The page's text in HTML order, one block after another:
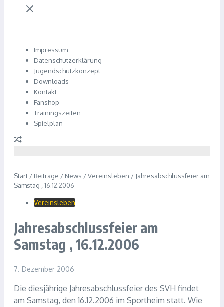
Impressum
Datenschutzerklärung
Jugendschutzkonzept
Downloads
Kontakt
Fanshop
Trainingszeiten
Spielplan
Start / Beiträge / News /Vereinsleben / Jahresabschlussfeier am
Samstag , 16.12.2006
Vereinsleben
Jahresabschlussfeier am
Samstag , 16.12.2006
7. Dezember 2006
Die diesjährige Jahresabschlussfeier des SVH findet
am Samstag, den 16.12.2006 im Sportheim statt. Wie